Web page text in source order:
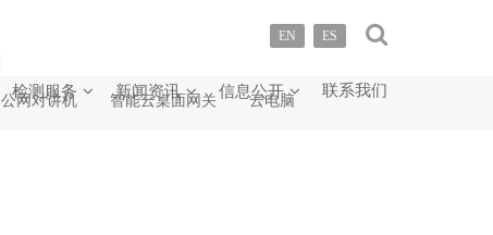
ES
EN
检测服务 新闻资讯 信息公开 联系我们
公网对讲机 智能云桌面网关 云电脑